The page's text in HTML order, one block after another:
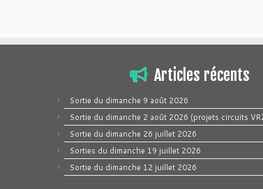
Articles récents
Sortie du dimanche 9 août 2026
Sortie du dimanche 2 août 2026 (projets circuits
Sortie du dimanche 26 juillet 2026
Sorties du dimanche 19 juillet 2026
Sortie du dimanche 12 juillet 2026